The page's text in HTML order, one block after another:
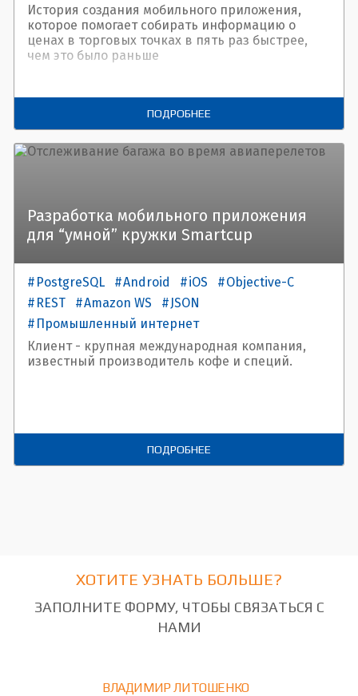
История создания мобильного приложения,
которое помогает собирать информацию о
ценах в торговых точках в пять раз быстрее,
чем это было раньше
ПОДРОБНЕЕ
Разработка мобильного приложения
для “умной” кружки Smartcup
PostgreSQL Android iOS
Objective-C
REST
Amazon WS
JSON
Промышленный интернет
Встроенные системы
Клиент - крупная международная компания,
известный производитель кофе и специй.
ПОДРОБНЕЕ
ХОТИТЕ УЗНАТЬ БОЛЬШЕ?
ЗАПОЛНИТЕ ФОРМУ, ЧТОБЫ СВЯЗАТЬСЯ С
НАМИ
ВЛАДИМИР ЛИТОШЕНКО